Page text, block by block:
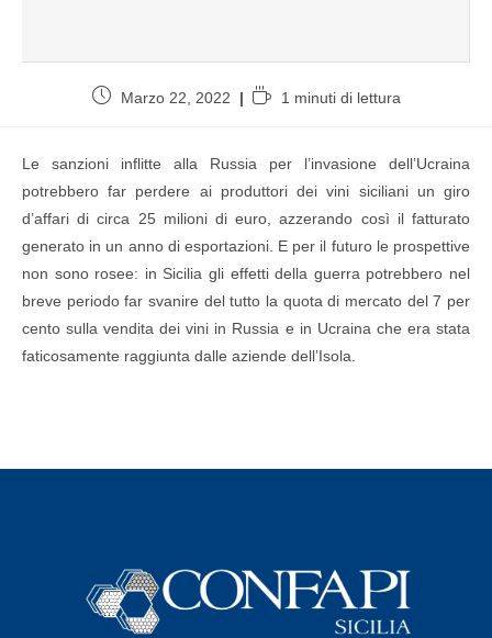
Marzo 22, 2022 1 minuti di lettura
Le sanzioni inflitte alla Russia per l’invasione dell’Ucraina
potrebbero far perdere ai produttori dei vini siciliani un giro
d’affari di circa 25 milioni di euro, azzerando così il fatturato
generato in un anno di esportazioni. E per il futuro le prospettive
non sono rosee: in Sicilia gli effetti della guerra potrebbero nel
breve periodo far svanire del tutto la quota di mercato del 7 per
cento sulla vendita dei vini in Russia e in Ucraina che era stata
faticosamente raggiunta dalle aziende dell’Isola.